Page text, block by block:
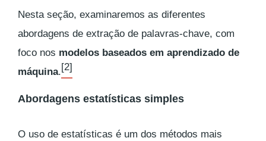
Nesta seção, examinaremos as diferentes
abordagens de extração de palavras-chave, com
foco nos modelos baseados em aprendizado de
máquina.[2]
Abordagens estatísticas simples
O uso de estatísticas é um dos métodos mais